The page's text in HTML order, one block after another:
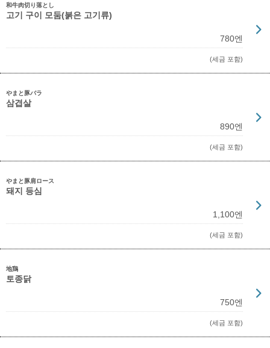
和牛肉切り落とし
고기 구이 모둠(붉은 고기류)
780엔
(세금 포함)
やまと豚バラ
삼겹살
890엔
(세금 포함)
やまと豚肩ロース
돼지 등심
1,100엔
(세금 포함)
地鶏
토종닭
750엔
(세금 포함)